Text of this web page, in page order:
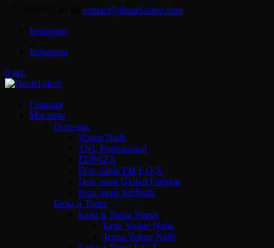
contact@daniel-shop.com
Instagram
Instagram
0 шт.
Главная
Магазин
Гель-лак
Vogue Nails
TNL Professional
ELPAZA
Гель лаки ТМ F.O.X
Гель лаки Global Fashion
Гель лаки Yo!Nails
Базы и Топы
Базы и Топы Vogue
Базы Vogue Nails
Топы Vogue Nails